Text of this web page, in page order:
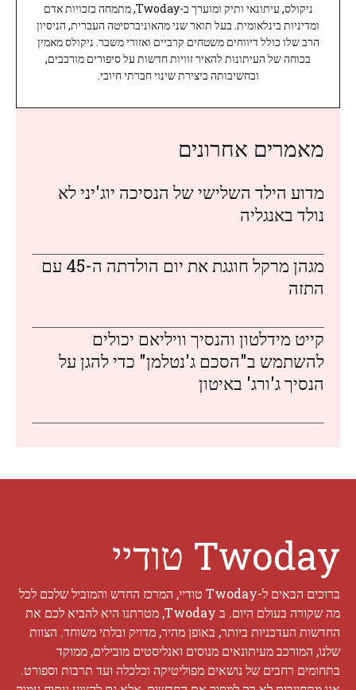
ניקולס, עיתונאי ותיק ומוערך ב-Twoday, מתמחה בזכויות אדם
ומדיניות בינלאומית. בעל תואר שני מהאוניברסיטה העברית, הניסיון
הרב שלו כולל דיווחים משטחים קרביים ואזורי משבר. ניקולס מאמין
בכוחה של העיתונות להאיר זוויות חדשות על סיפורים מורכבים,
ובחשיבותה ביצירת שינוי חברתי חיובי.
מאמרים אחרונים
מדוע הילד השלישי של הנסיכה יוג'יני לא
נולד באנגליה
מגהן מרקל חוגגת את יום הולדתה ה-45 עם
התזה
קייט מידלטון והנסיך וויליאם יכולים
להשתמש ב"הסכם ג'נטלמן" כדי להגן על
הנסיך ג'ורג' באיטון
Twoday טודיי
ברוכים הבאים ל-Twoday טודיי, המרכז החדש והמוביל שלכם לכל
מה שקורה בעולם היום. ב Twoday, מטרתנו היא להביא לכם את
החדשות העדכניות ביותר, באופן מהיר, מדויק ובלתי משוחד. הצוות
שלנו, המורכב מעיתונאים מנוסים ואנליסטים מובילים, ממוקד
בתחומים רחבים של נושאים מפוליטיקה וכלכלה ועד תרבות וספורט.